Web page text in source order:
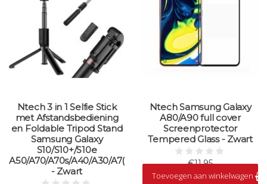
Ntech 3 in 1 Selfie Stick
met Afstandsbediening
en Foldable Tripod Stand
Samsung Galaxy
S10/S10+/S10e
A50/A70/A70s/A40/A30/A7(2018)
- Zwart
Ntech Samsung Galaxy
A80/A90 full cover
Screenprotector
Tempered Glass - Zwart
€11,95
Op voorraad
Toevoegen aan winkelwagen